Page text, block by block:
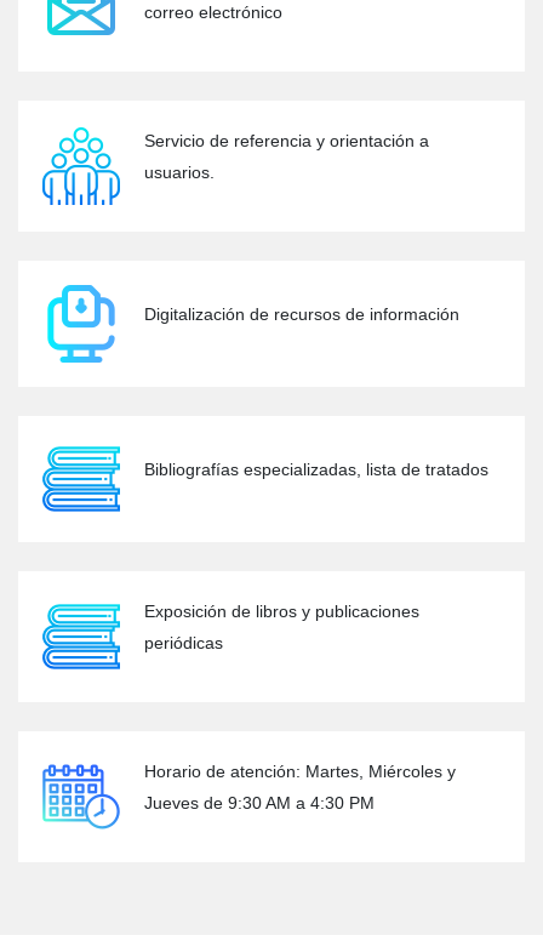
correo electrónico
Servicio de referencia y orientación a
usuarios.
Digitalización de recursos de información
Bibliografías especializadas, lista de tratados
Exposición de libros y publicaciones
periódicas
Horario de atención: Martes, Miércoles y
Jueves de 9:30 AM a 4:30 PM